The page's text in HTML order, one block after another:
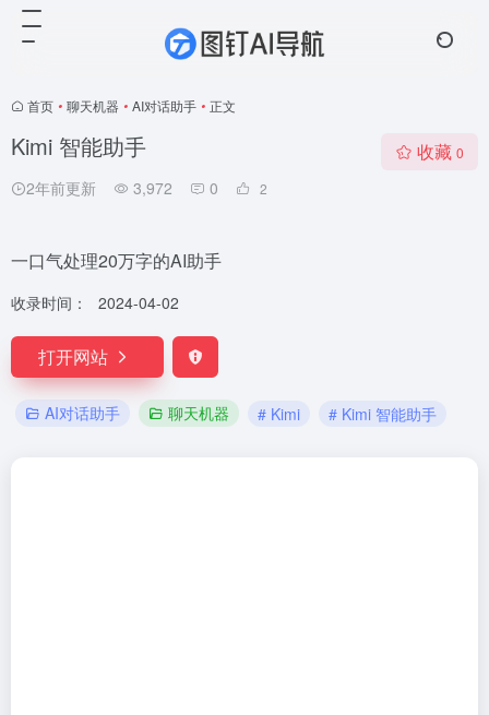
首页 • 聊天机器 • AI对话助手 • 正文
Kimi 智能助手
2年前更新 3,972 0 2
收藏 0
一口气处理20万字的AI助手
收录时间： 2024-04-02
打开网站
AI对话助手 聊天机器 # Kimi # Kimi 智能助手